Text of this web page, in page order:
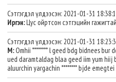
Сэтгэгдэл үлдээсэн: 2021-01-31
Иргэн:Цус ойртсон сэтгэцийн
Сэтгэгдэл үлдээсэн: 2021-01-31
M:Omhii ******** l geed bdg bidnees bur
ued daramtaldag blaa geed iim yum hiij
aluurchin yargachin ******** bjde